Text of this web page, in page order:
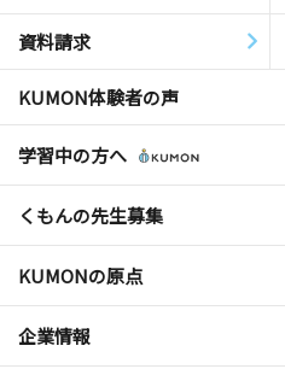
資料請求
KUMON体験者の声
学習中の方へ
くもんの先生募集
KUMONの原点
企業情報